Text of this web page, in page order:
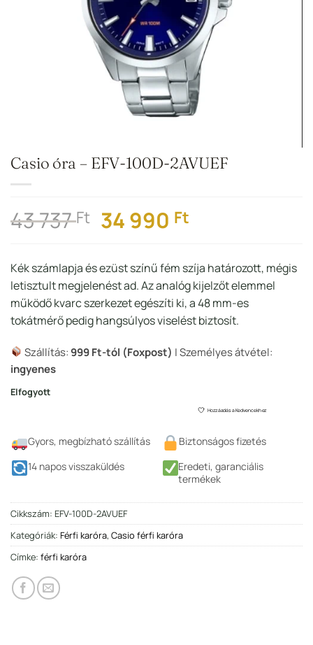
Casio óra – EFV-100D-2AVUEF
43 737Ft Original
was:
43
737 Ft.
34 990 Ft
is:
34
990 Ft.
Kék számlapja és ezüst színű fém szíja határozott, mégis
letisztult megjelenést ad. Az analóg kijelzőt elemmel
működő kvarc szerkezet egészíti ki, a 48 mm-es
tokátmérő pedig hangsúlyos viselést biztosít.
Szállítás:999 Ft-tól (Foxpost) | Személyes átvétel:
ingyenes
Elfogyott
Hozzáadás a Kedvencekhez
Gyors, megbízható szállítás
Biztonságos fizetés
14 napos visszaküldés
Eredeti, garanciális
termékek
Cikkszám: EFV-100D-2AVUEF
Kategóriák: Férfi karóra, Casio férfi karóra
Címke: férfi karóra